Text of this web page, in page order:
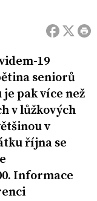
19
seniorů
pak více než
v lůžkových
v
října se
Informace